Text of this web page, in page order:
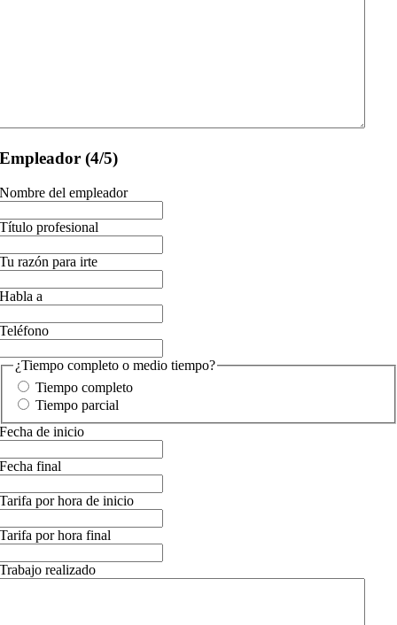
Empleador (4/5)
Nombre del empleador
Título profesional
Tu razón para irte
Habla a
Teléfono
¿Tiempo completo o medio tiempo?
Tiempo completo
Tiempo parcial
Fecha de inicio
Fecha final
Tarifa por hora de inicio
Tarifa por hora final
Trabajo realizado